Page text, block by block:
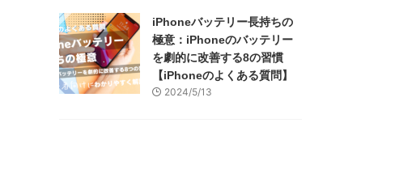
iPhoneバッテリー長持ちの
極意：iPhoneのバッテリー
を劇的に改善する8の習慣
【iPhoneのよくある質問】
2024/5/13